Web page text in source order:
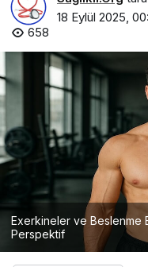
18 Eylül 2025,
658
Exerkineler ve Beslenme
Perspektif